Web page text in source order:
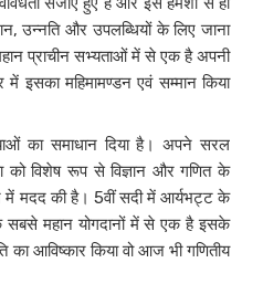
उन्नति और उपलब्धियों के लिए जाना
प्राचीन सभ्यताओं में से एक है अपनी
इसका महिमामण्डन एवं सम्मान किया
का समाधान दिया है। अपने सरल
को विशेष रूप से विज्ञान और गणित के
मदद की है। 5वीं सदी में आर्यभट्ट के
सबसे महान योगदानों में से एक है इसके
का आविष्कार किया वो आज भी गणितीय